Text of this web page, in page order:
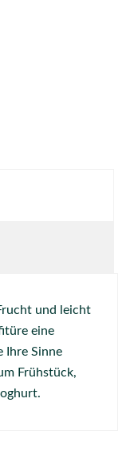
und leicht
eine
Ihre Sinne
Frühstück,